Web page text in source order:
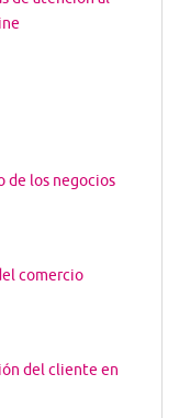
de los negocios
comercio
del cliente en